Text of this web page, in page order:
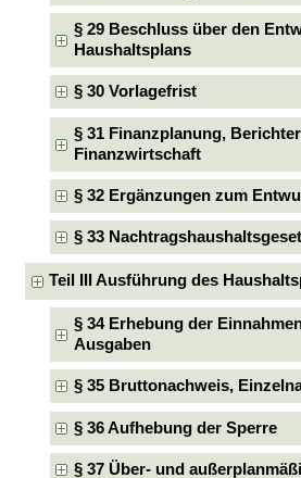
§ 29 Beschluss über den
Haushaltsplans
§ 30 Vorlagefrist
§ 31 Finanzplanung,
Finanzwirtschaft
§ 32 Ergänzungen zum
§ 33
Teil III Ausführung des
§ 34 Erhebung der
Ausgaben
§ 35 Bruttonachweis,
§ 36 Aufhebung der Sperre
§ 37 Über- und